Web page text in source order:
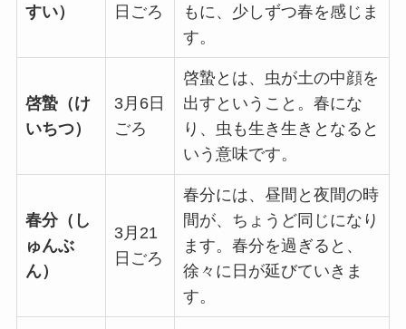
すい）
日ごろ
もに、少しずつ春を感じま
す。
啓蟄（け
いちつ）
3月6日
ごろ
啓蟄とは、虫が土の中顔を
出すということ。春にな
り、虫も生き生きとなると
いう意味です。
春分（し
ゅんぶ
ん）
3月21
日ごろ
春分には、昼間と夜間の時
間が、ちょうど同じになり
ます。春分を過ぎると、
徐々に日が延びていきま
す。